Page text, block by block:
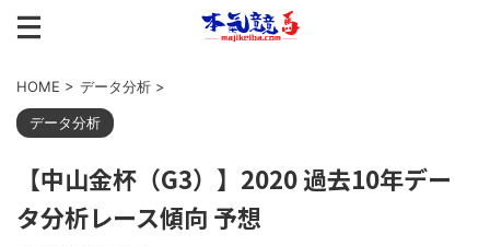
HOME > データ分析 >
データ分析
【中山金杯（G3）】2020 過去10年デー
タ分析レース傾向 予想